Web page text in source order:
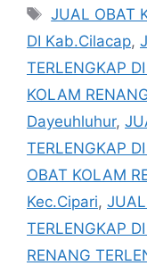
Tag
JUAL OBAT
DI Kab.Cilacap,
TERLENGKAP
KOLAM
Dayeuhluhur,
TERLENGKAP
OBAT KOLAM
Kec.Cipari,
TERLENGKAP
RENANG